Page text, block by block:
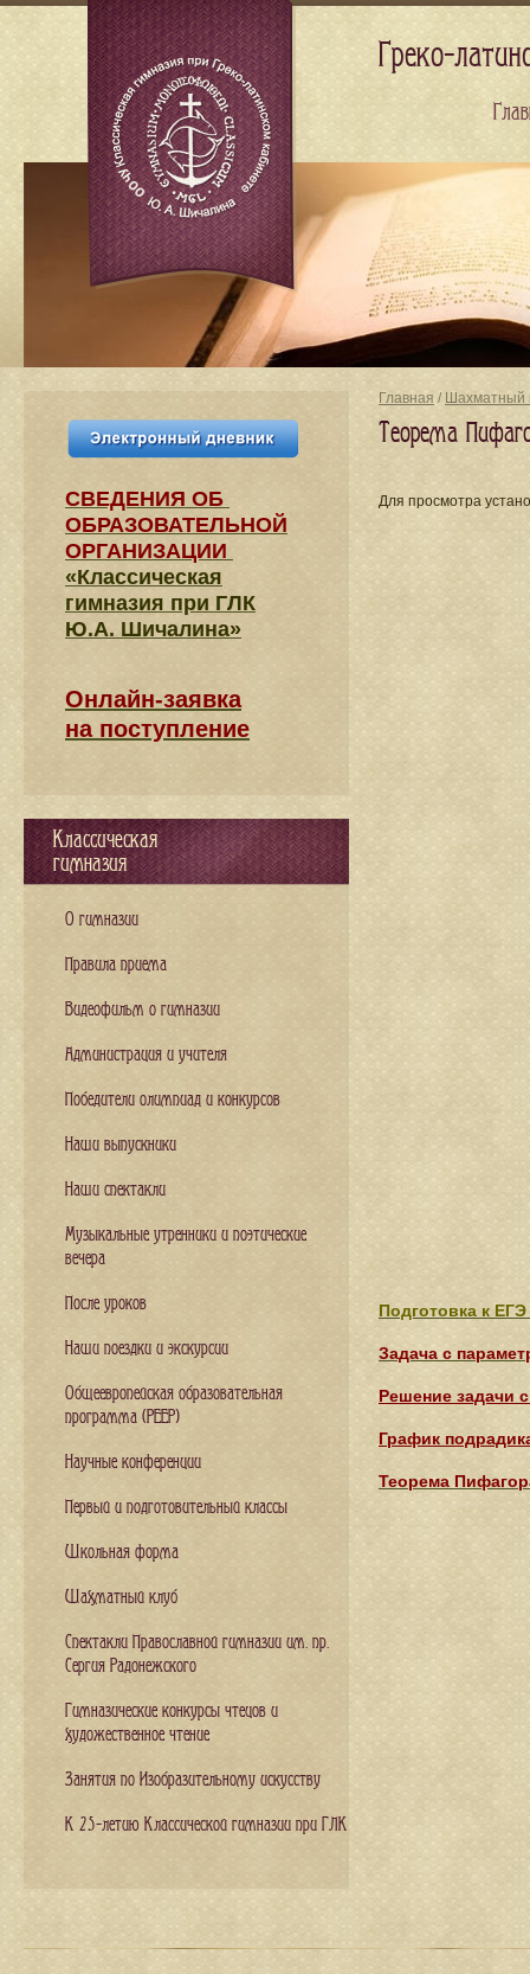
Главная / Шахматный
Теорема
Для просмотра
Подготовка к
Задача с
Решение задачи
График
Теорема
СВЕДЕНИЯ​ ОБ
ОБРАЗОВАТЕЛЬНОЙ
ОРГАНИЗАЦИИ
«Классическая
гимназия при ГЛК
Ю.А. Шичалина»
Онлайн-заявка
на поступление
Классическая
гимназия
О гимназии
Правила приема
Видеофильм о гимназии
Администрация и учителя
Победители олимпиад и конкурсов
Наши выпускники
Наши спектакли
Музыкальные утренники и поэтические
вечера
После уроков
Наши поездки и экскурсии
Общеевропейская образовательная
программа (PEEP)
Научные конференции
Первый и подготовительный классы
Школьная форма
Шахматный клуб
Спектакли Православной гимназии им. пр.
Сергия Радонежского
Гимназические конкурсы чтецов и
художественное чтение
Занятия по Изобразительному искусству
К 25-летию Классической гимназии при ГЛК
Греко-